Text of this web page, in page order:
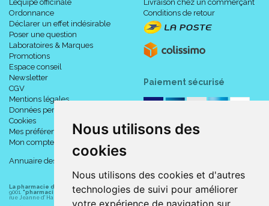
Nous utilisons des
cookies
Nous utilisons des cookies et d'autres
technologies de suivi pour améliorer
votre expérience de navigation sur
L’équipe officinale
Ordonnance
Déclarer un effet indésirable
Poser une question
Laboratoires & Marques
Promotions
Espace conseil
Newsletter
CGV
Mentions légales
Données personnelles
Cookies
Mes préférences Cookies
Mon compte
Annuaire des pharmacies
Livraison chez un commerçant
Conditions de retour
Paiement sécurisé
La pharmacie du centre à Albert (80300) est une pharmacie française certifiée ISO
9001. "pharmacie-du-centre-albert.fr "est le site internet de la pharmacie du centre
rue Jeanne d' Harcourt, 80300 Albert.